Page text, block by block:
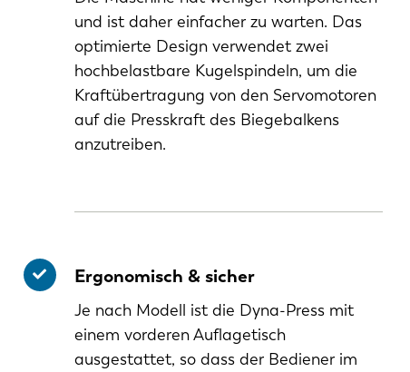
und ist daher einfacher zu warten. Das
optimierte Design verwendet zwei
hochbelastbare Kugelspindeln, um die
Kraftübertragung von den Servomotoren
auf die Presskraft des Biegebalkens
anzutreiben.
Ergonomisch & sicher
Je nach Modell ist die Dyna-Press mit
einem vorderen Auflagetisch
ausgestattet, so dass der Bediener im